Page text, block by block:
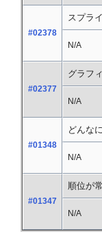
#02378
スプラ
N/A
#02377
グラフ
N/A
#01348
どんな
N/A
#01347
順位が
N/A